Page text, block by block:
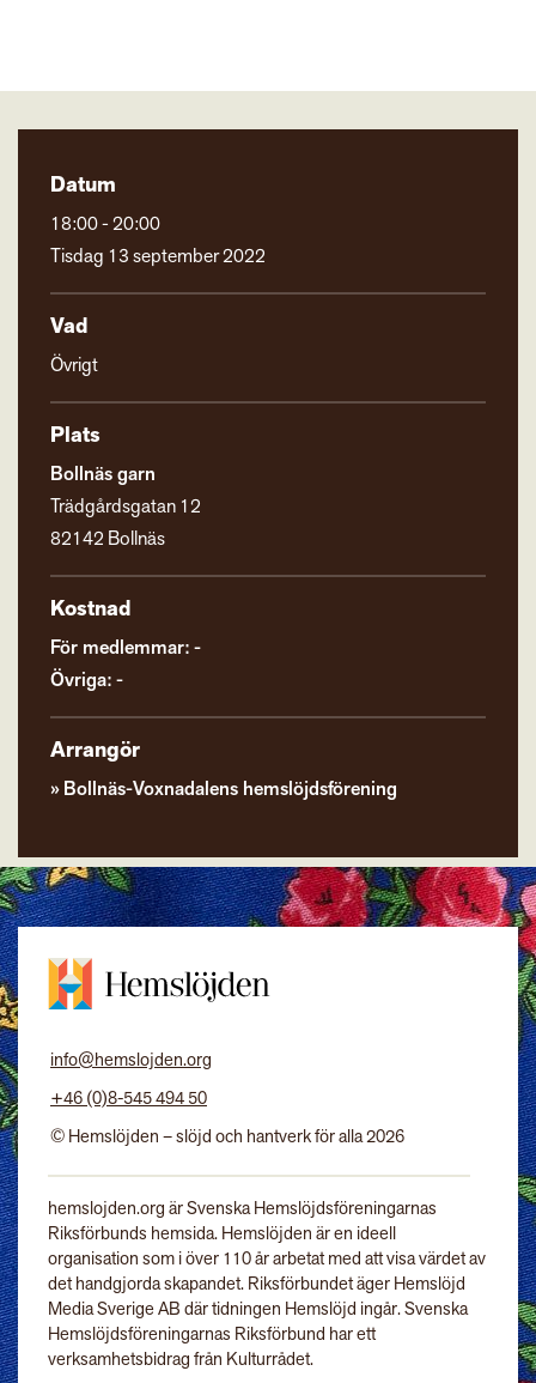
Datum
18:00 - 20:00
Tisdag 13 september 2022
Vad
Övrigt
Plats
Bollnäs garn
Trädgårdsgatan 12
82142 Bollnäs
Kostnad
För medlemmar: -
Övriga: -
Arrangör
Bollnäs-Voxnadalens hemslöjdsförening
info@hemslojden.org
+46 (0)8-545 494 50
© Hemslöjden – slöjd och hantverk för alla 2026
hemslojden.org är Svenska Hemslöjdsföreningarnas
Riksförbunds hemsida. Hemslöjden är en ideell
organisation som i över 110 år arbetat med att visa värdet av
det handgjorda skapandet. Riksförbundet äger Hemslöjd
Media Sverige AB där tidningen Hemslöjd ingår. Svenska
Hemslöjdsföreningarnas Riksförbund har ett
verksamhetsbidrag från Kulturrådet.